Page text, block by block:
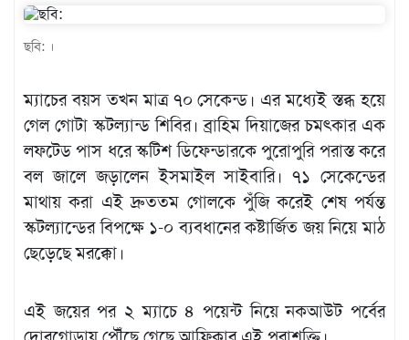
খেলাধুলা
বিনোদন
এক্সক্লুসিভ
শিক্ষাঙ্গন
অর্থনীতি
মতামত
অন্যান্য
লাইফস্টাইল
ছবি: ।
ম্যাচের বয়স তখন মাত্র ৭০ সেকেন্ড। এর মধ্যেই স্তব্ধ হয়ে
গেল গোটা স্কটল্যান্ড শিবির। ব্রাহিম দিয়াজের চমৎকার এক
লফটেড পাস ধরে স্কটিশ ডিফেন্ডারকে পুরোপুরি পরাস্ত করে
বল জালে জড়ালেন ইসমাইল সাইবারি। ৭১ সেকেন্ডের
মাথায় করা এই দ্রুততম গোলকে পুঁজি করেই শেষ পর্যন্ত
স্কটল্যান্ডের বিপক্ষে ১-০ ব্যবধানের কষ্টার্জিত জয় নিয়ে মাঠ
ছেড়েছে মরক্কো।
এই জয়ের পর ২ ম্যাচে ৪ পয়েন্ট নিয়ে নকআউট পর্বের